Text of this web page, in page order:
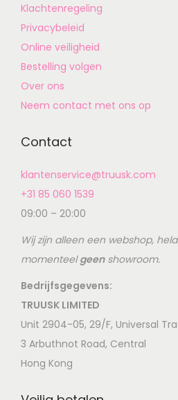
Klachtenregeling
Privacybeleid
Online veiligheid
Bestelling volgen
Over ons
Neem contact met ons op
Contact
klantenservice@truusk.com
+31 85 060 1539
09:00 – 20:00
Wij zijn alleen een webshop,
momenteelgeenshowroom.
Bedrijfsgegevens:
TRUUSK LIMITED
Unit 2904-05, 29/F, Universal
3 Arbuthnot Road, Central
Hong Kong